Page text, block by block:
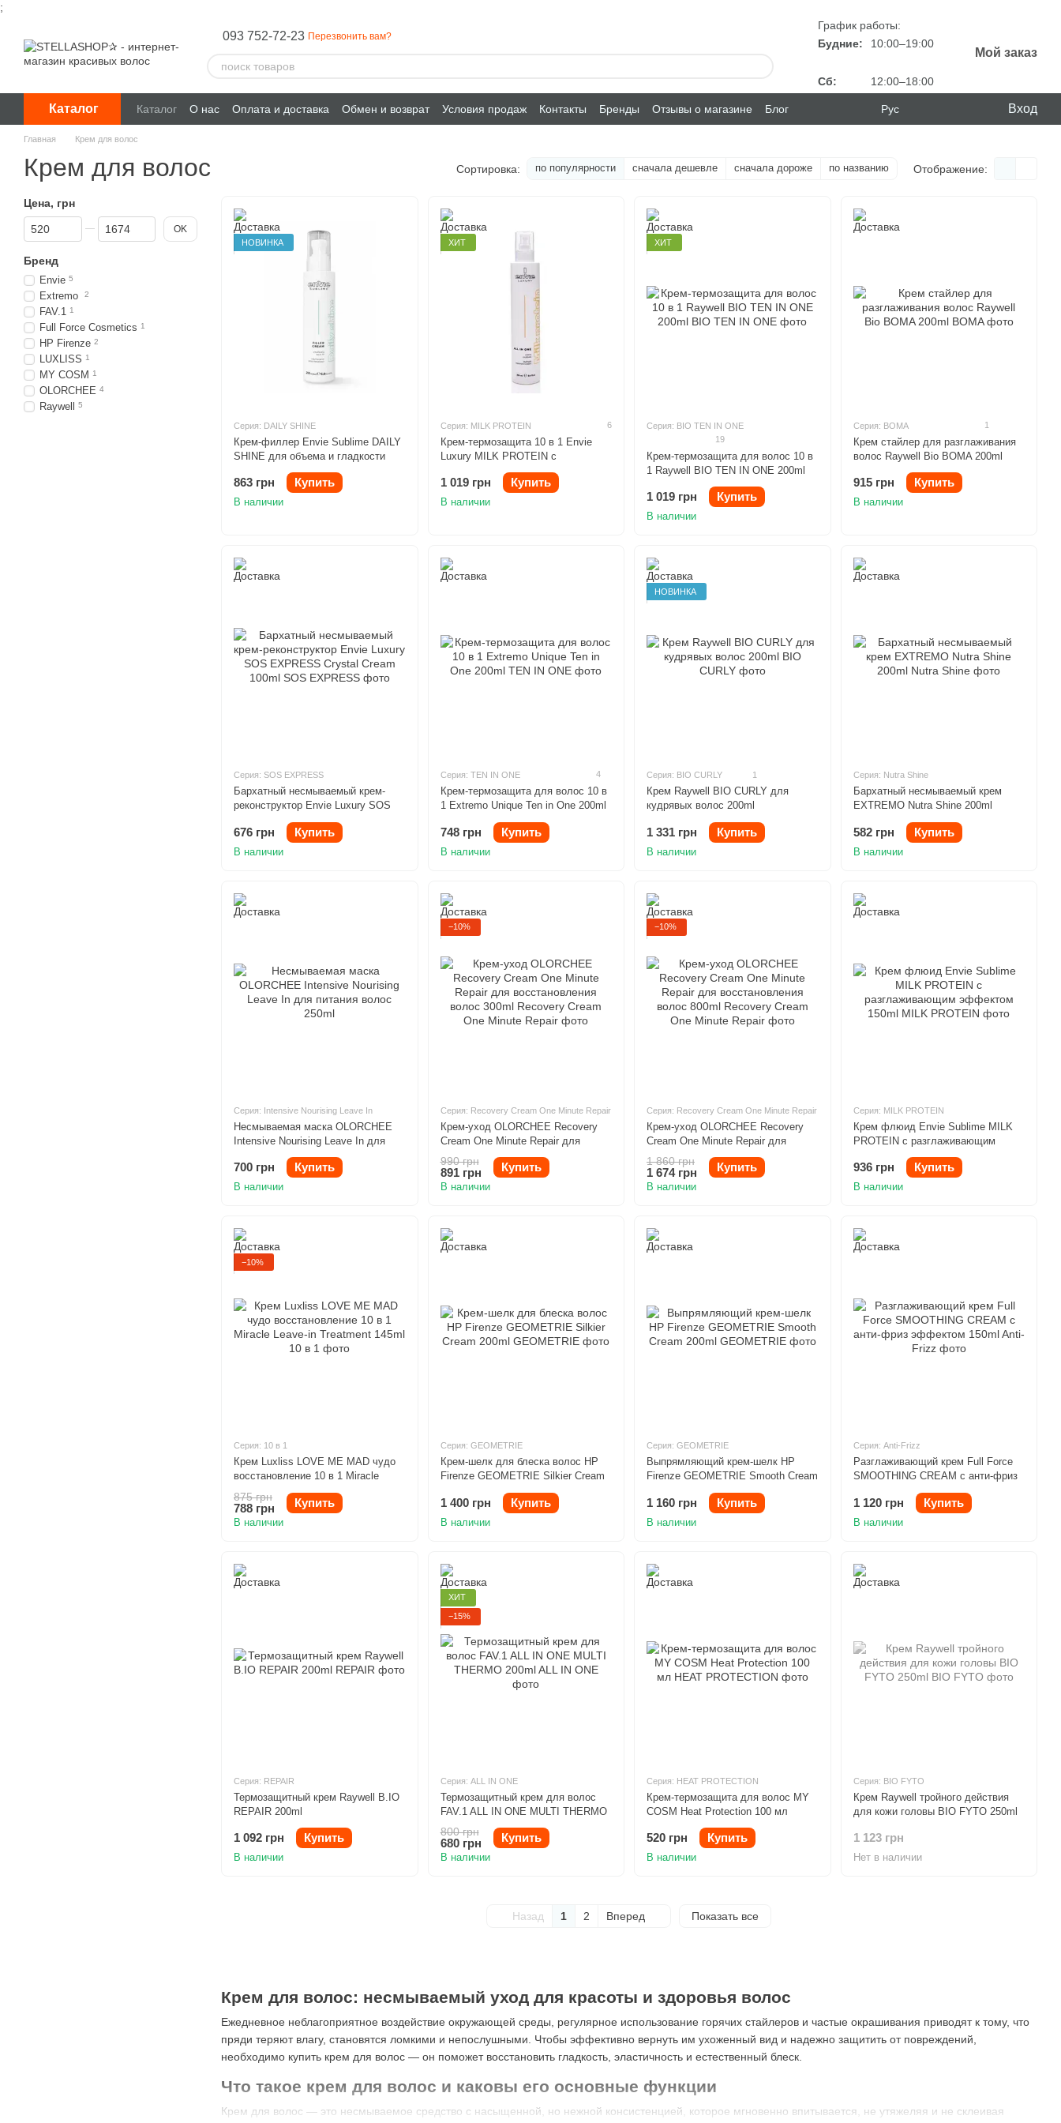
;
093 752-72-23 Перезвонить вам?
График работы:
Будние:
10:00–19:00
Сб: 12:00–18:00
Мой заказ
Каталог Каталог О нас Оплата и доставка Обмен и возврат Условия продаж Контакты Бренды Отзывы о магазине Блог Рус Вход
Главная Крем для волос
Крем для волос Сортировка: по популярности сначала дешевле сначала дороже по названию Отображение:
Крем для волос: несмываемый уход для красоты и здоровья волос
Ежедневное неблагоприятное воздействие окружающей среды, регулярное использование горячих стайлеров и частые окрашивания приводят к тому, что
пряди теряют влагу, становятся ломкими и непослушными. Чтобы эффективно вернуть им ухоженный вид и надежно защитить от повреждений,
необходимо купить крем для волос — он поможет восстановить гладкость, эластичность и естественный блеск.
Что такое крем для волос и каковы его основные функции
Крем для волос — это несмываемое средство с насыщенной, но нежной консистенцией, которое мгновенно впитывается, не утяжеляя и не склеивая
НОВИНКА
Серия: DAILY SHINE
Крем-филлер Envie Sublime DAILY
SHINE для объема и гладкости
волос 200ml
863 грн Купить
В наличии
ХИТ
Серия: MILK PROTEIN 6
Крем-термозащита 10 в 1 Envie
Luxury MILK PROTEIN с
молочными протеинами 250ml
1 019 грн Купить
В наличии
ХИТ
Серия: BIO TEN IN ONE
19
Крем-термозащита для волос 10 в
1 Raywell BIO TEN IN ONE 200ml
1 019 грн Купить
В наличии
Серия: BOMA 1
Крем стайлер для разглаживания
волос Raywell Bio BOMA 200ml
915 грн Купить
В наличии
Серия: SOS EXPRESS
Бархатный несмываемый крем-
реконструктор Envie Luxury SOS
EXPRESS Crystal Cream 100ml
676 грн Купить
В наличии
Серия: TEN IN ONE 4
Крем-термозащита для волос 10 в
1 Extremo Unique Ten in One 200ml
748 грн Купить
В наличии
НОВИНКА
Серия: BIO CURLY 1
Крем Raywell BIO CURLY для
кудрявых волос 200ml
1 331 грн Купить
В наличии
Серия: Nutra Shine
Бархатный несмываемый крем
EXTREMO Nutra Shine 200ml
582 грн Купить
В наличии
Серия: Intensive Nourising Leave In
Несмываемая маска OLORCHEE
Intensive Nourising Leave In для
питания волос 250ml
700 грн Купить
В наличии
−10%
Серия: Recovery Cream One Minute Repair
Крем-уход OLORCHEE Recovery
Cream One Minute Repair для
восстановления волос 300ml
990 грн
891 грн Купить
В наличии
−10%
Серия: Recovery Cream One Minute Repair
Крем-уход OLORCHEE Recovery
Cream One Minute Repair для
восстановления волос 800ml
1 860 грн
1 674 грн Купить
В наличии
Серия: MILK PROTEIN
Крем флюид Envie Sublime MILK
PROTEIN с разглаживающим
эффектом 150ml
936 грн Купить
В наличии
−10%
Серия: 10 в 1
Крем Luxliss LOVE ME MAD чудо
восстановление 10 в 1 Miracle
Leave-in Treatment 145ml
875 грн
788 грн Купить
В наличии
Серия: GEOMETRIE
Крем-шелк для блеска волос HP
Firenze GEOMETRIE Silkier Cream
1 400 грн Купить
В наличии
Серия: GEOMETRIE
Выпрямляющий крем-шелк HP
Firenze GEOMETRIE Smooth Cream
1 160 грн Купить
В наличии
Серия: Anti-Frizz
Разглаживающий крем Full Force
SMOOTHING CREAM с анти-фриз
эффектом 150ml
1 120 грн Купить
В наличии
Серия: REPAIR
Термозащитный крем Raywell B.IO
REPAIR 200ml
1 092 грн Купить
В наличии
ХИТ
−15%
Серия: ALL IN ONE
Термозащитный крем для волос
FAV.1 ALL IN ONE MULTI THERMO
200ml
800 грн
680 грн Купить
В наличии
Серия: HEAT PROTECTION
Крем-термозащита для волос MY
COSM Heat Protection 100 мл
520 грн Купить
В наличии
Серия: BIO FYTO
Крем Raywell тройного действия
для кожи головы BIO FYTO 250ml
1 123 грн
Нет в наличии
Назад 1 2 Вперед Показать все
Цена, грн
От Цена, грн
До Цена, грн OK
Бренд
Envie 5
Extremo 2
FAV.1 1
Full Force Cosmetics 1
HP Firenze 2
LUXLISS 1
MY COSM 1
OLORCHEE 4
Raywell 5